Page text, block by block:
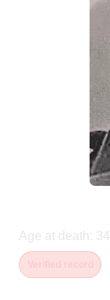
Age at death : 34